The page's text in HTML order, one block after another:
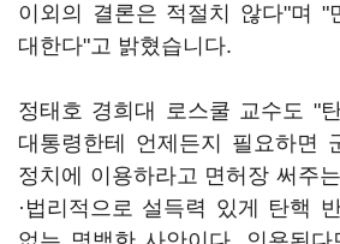
이외의 결론은 적절치 않다"며 "
대한다"고 밝혔습니다.
정태호 경희대 로스쿨 교수도 "
대통령한테 언제든지 필요하면
정치에 이용하라고 면허장 써주
·법리적으로 설득력 있게 탄핵